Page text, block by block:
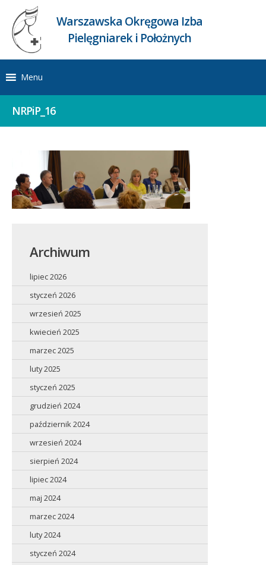
Warszawska Okręgowa Izba
Pielęgniarek i Położnych
Menu
NRPiP_16
Archiwum
lipiec 2026
styczeń 2026
wrzesień 2025
kwiecień 2025
marzec 2025
luty 2025
styczeń 2025
grudzień 2024
październik 2024
wrzesień 2024
sierpień 2024
lipiec 2024
maj 2024
marzec 2024
luty 2024
styczeń 2024